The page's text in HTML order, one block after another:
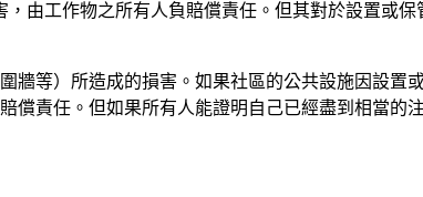
，由工作物之所有人負賠償責任。但其對於設置或
牆等）所造成的損害。如果社區的公共設施因設置
責任。但如果所有人能證明自己已經盡到相當的